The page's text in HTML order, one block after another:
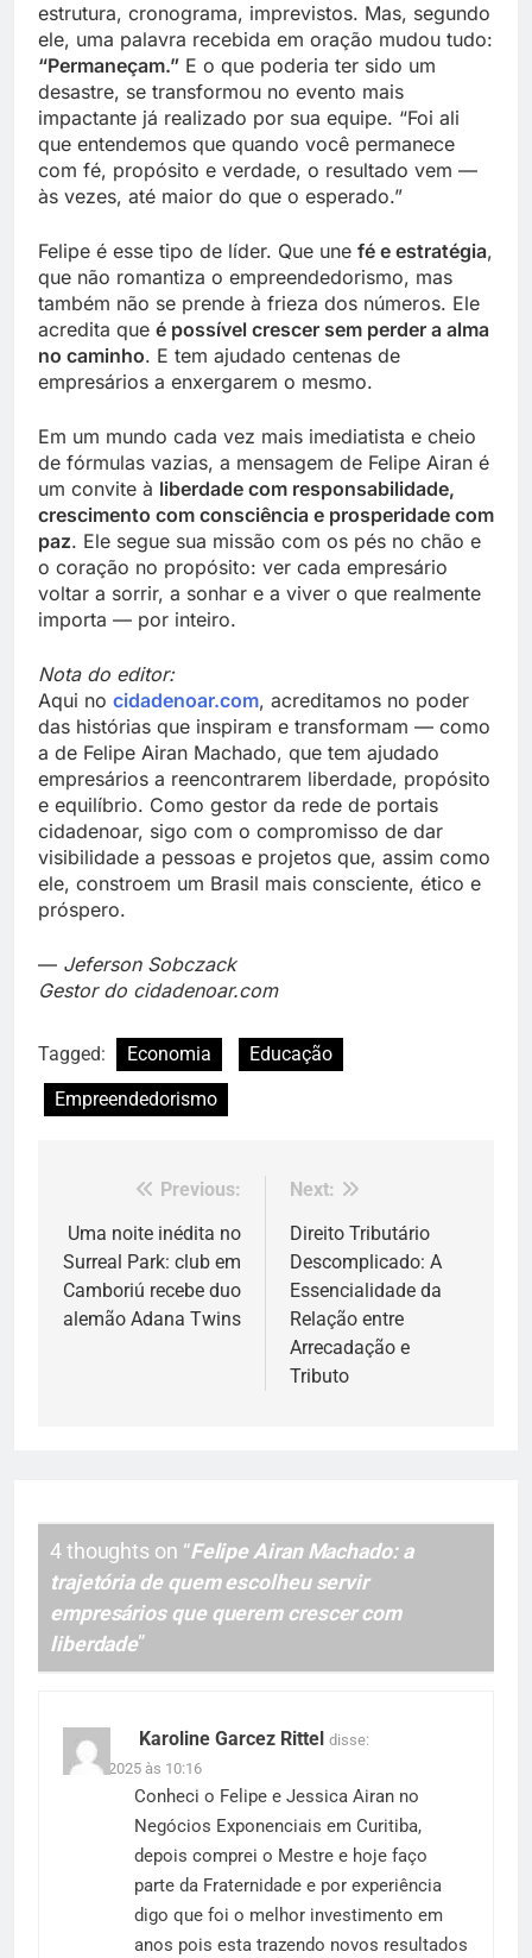
estrutura, cronograma, imprevistos. Mas, segundo
ele, uma palavra recebida em oração mudou tudo:
“Permaneçam.” E o que poderia ter sido um
desastre, se transformou no evento mais
impactante já realizado por sua equipe. “Foi ali
que entendemos que quando você permanece
com fé, propósito e verdade, o resultado vem —
às vezes, até maior do que o esperado.”
Felipe é esse tipo de líder. Que une fé e estratégia,
que não romantiza o empreendedorismo, mas
também não se prende à frieza dos números. Ele
acredita que é possível crescer sem perder a alma
no caminho. E tem ajudado centenas de
empresários a enxergarem o mesmo.
Em um mundo cada vez mais imediatista e cheio
de fórmulas vazias, a mensagem de Felipe Airan é
um convite à liberdade com responsabilidade,
crescimento com consciência e prosperidade com
paz. Ele segue sua missão com os pés no chão e
o coração no propósito: ver cada empresário
voltar a sorrir, a sonhar e a viver o que realmente
importa — por inteiro.
Nota do editor:
Aqui no cidadenoar.com, acreditamos no poder
das histórias que inspiram e transformam — como
a de Felipe Airan Machado, que tem ajudado
empresários a reencontrarem liberdade, propósito
e equilíbrio. Como gestor da rede de portais
cidadenoar, sigo com o compromisso de dar
visibilidade a pessoas e projetos que, assim como
ele, constroem um Brasil mais consciente, ético e
próspero.
— Jeferson Sobczack
Gestor do cidadenoar.com
Tagged: Economia
Educação
Empreendedorismo
Navegação
de
Post
Previous:
Uma noite inédita no
Surreal Park: club em
Camboriú recebe duo
alemão Adana Twins
Next:
Direito Tributário
Descomplicado: A
Essencialidade da
Relação entre
Arrecadação e
Tributo
4 thoughts on “Felipe Airan Machado: a
trajetória de quem escolheu servir
empresários que querem crescer com
liberdade”
Karoline Garcez Rittel disse:
05/07/2025 às 10:16
Conheci o Felipe e Jessica Airan no
Negócios Exponenciais em Curitiba,
depois comprei o Mestre e hoje faço
parte da Fraternidade e por experiência
digo que foi o melhor investimento em
anos pois esta trazendo novos resultados